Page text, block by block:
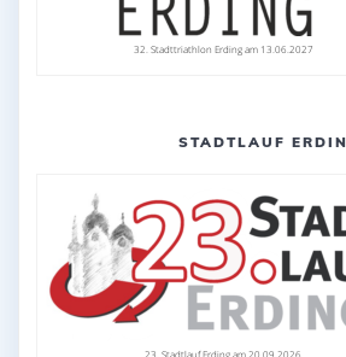
32. Stadttriathlon Erding am 13.06.2027
STADTLAUF